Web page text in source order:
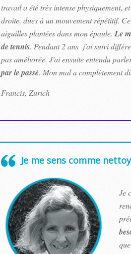
travail a été très intense physiquement,
droite, dues à un mouvement répétitif.
aiguilles plantées dans mon épaule. Le
de tennis. Pendant 2 ans j'ai suivi
pas améliorée. J'ai ensuite entendu
par le passé. Mon mal a complètement
Francis, Zurich
Je me sens comme
Je